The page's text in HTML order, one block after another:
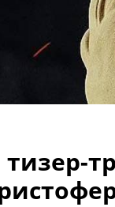
тизер-